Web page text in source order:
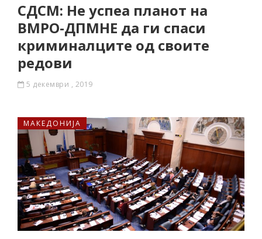
СДСМ: Не успеа планот на
ВМРО-ДПМНЕ да ги спаси
криминалците од своите
редови
5 декември , 2019
МАКЕДОНИЈА